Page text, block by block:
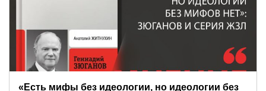
«Есть мифы без идеологии, но идеологии без